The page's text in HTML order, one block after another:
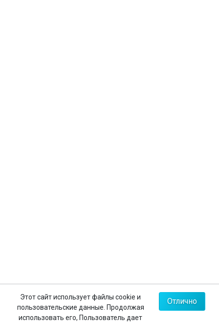
Этот сайт использует файлы cookie и
пользовательские данные. Продолжая
использовать его, Пользователь дает
Отлично
Карта сайта
Политика конфиденциальности